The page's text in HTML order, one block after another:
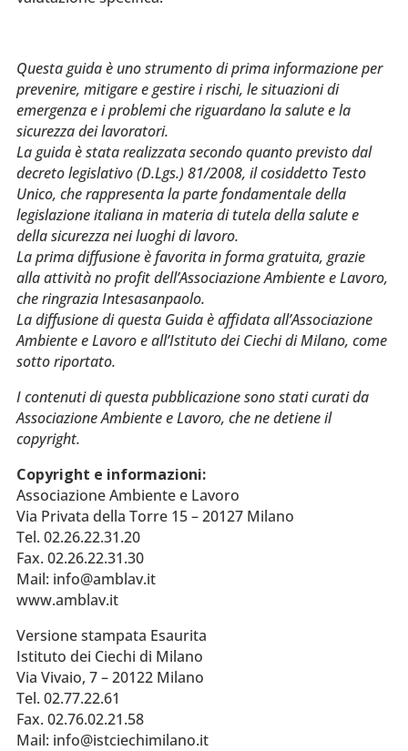
Questa guida è uno strumento di prima informazione per
prevenire, mitigare e gestire i rischi, le situazioni di
emergenza e i problemi che riguardano la salute e la
sicurezza dei lavoratori.
La guida è stata realizzata secondo quanto previsto dal
decreto legislativo (D.Lgs.) 81/2008, il cosiddetto Testo
Unico, che rappresenta la parte fondamentale della
legislazione italiana in materia di tutela della salute e
della sicurezza nei luoghi di lavoro.
La prima diffusione è favorita in forma gratuita, grazie
alla attività no profit dell’Associazione Ambiente e Lavoro,
che ringrazia Intesasanpaolo.
La diffusione di questa Guida è affidata all’Associazione
Ambiente e Lavoro e all’Istituto dei Ciechi di Milano, come
sotto riportato.
I contenuti di questa pubblicazione sono stati curati da
Associazione Ambiente e Lavoro, che ne detiene il
copyright.
Copyright e informazioni:
Associazione Ambiente e Lavoro
Via Privata della Torre 15 – 20127 Milano
Tel. 02.26.22.31.20
Fax. 02.26.22.31.30
Mail: info@amblav.it
www.amblav.it
Versione stampata Esaurita
Istituto dei Ciechi di Milano
Via Vivaio, 7 – 20122 Milano
Tel. 02.77.22.61
Fax. 02.76.02.21.58
Mail: info@istciechimilano.it